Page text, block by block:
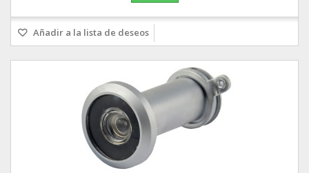
Añadir a la lista de deseos